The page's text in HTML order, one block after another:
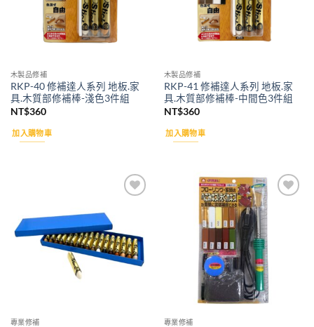
木製品修補
RKP-40 修補達人系列 地板.家
具.木質部修補棒-淺色3件組
NT$360
加入購物車
木製品修補
RKP-41 修補達人系列 地板.家
具.木質部修補棒-中間色3件組
NT$360
加入購物車
專業修補 專業修補